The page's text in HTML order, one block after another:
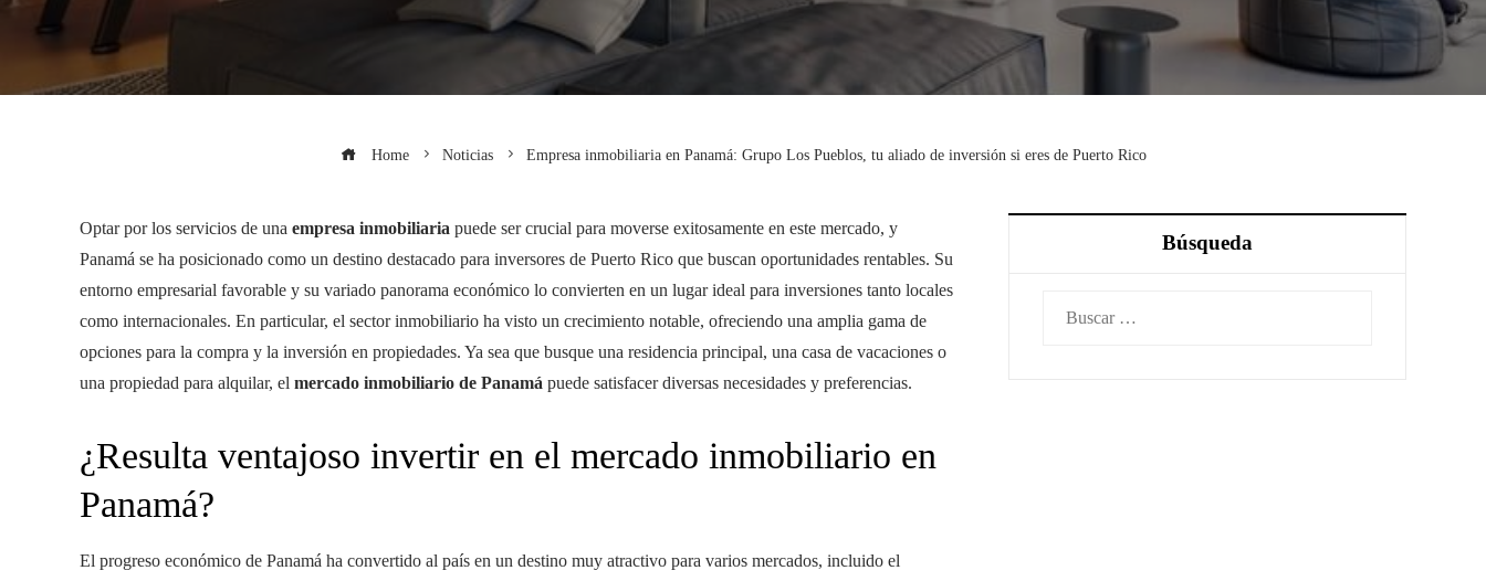
Home Noticias Empresa inmobiliaria en Panamá: Grupo Los Pueblos, tu aliado de inversión si eres de Puerto Rico
Optar por los servicios de una empresa inmobiliaria puede ser crucial para moverse exitosamente en este mercado, y
Panamá se ha posicionado como un destino destacado para inversores de Puerto Rico que buscan oportunidades rentables. Su
entorno empresarial favorable y su variado panorama económico lo convierten en un lugar ideal para inversiones tanto locales
como internacionales. En particular, el sector inmobiliario ha visto un crecimiento notable, ofreciendo una amplia gama de
opciones para la compra y la inversión en propiedades. Ya sea que busque una residencia principal, una casa de vacaciones o
una propiedad para alquilar, el mercado inmobiliario de Panamá puede satisfacer diversas necesidades y preferencias.
¿Resulta ventajoso invertir en el mercado inmobiliario en
Panamá?
El progreso económico de Panamá ha convertido al país en un destino muy atractivo para varios mercados, incluido el
Búsqueda